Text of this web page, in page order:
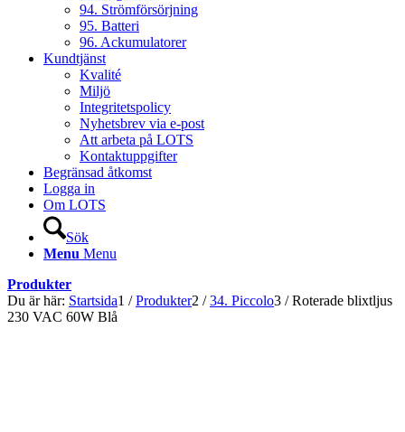
94. Strömförsörjning
95. Batteri
96. Ackumulatorer
Kundtjänst
Kvalité
Miljö
Integritetspolicy
Nyhetsbrev via e-post
Att arbeta på LOTS
Kontaktuppgifter
Begränsad åtkomst
Logga in
Om LOTS
Sök
Menu Menu
Produkter
Du är här: Startsida1 / Produkter2 / 34. Piccolo3 / Roterade blixtljus
230 VAC 60W Blå